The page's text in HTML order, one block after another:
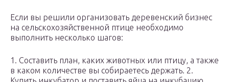
Если вы решили организовать деревенский бизнес
на сельскохозяйственной птице необходимо
выполнить несколько шагов:
1. Составить план, каких животных или птицу, а также
в каком количестве вы собираетесь держать. 2.